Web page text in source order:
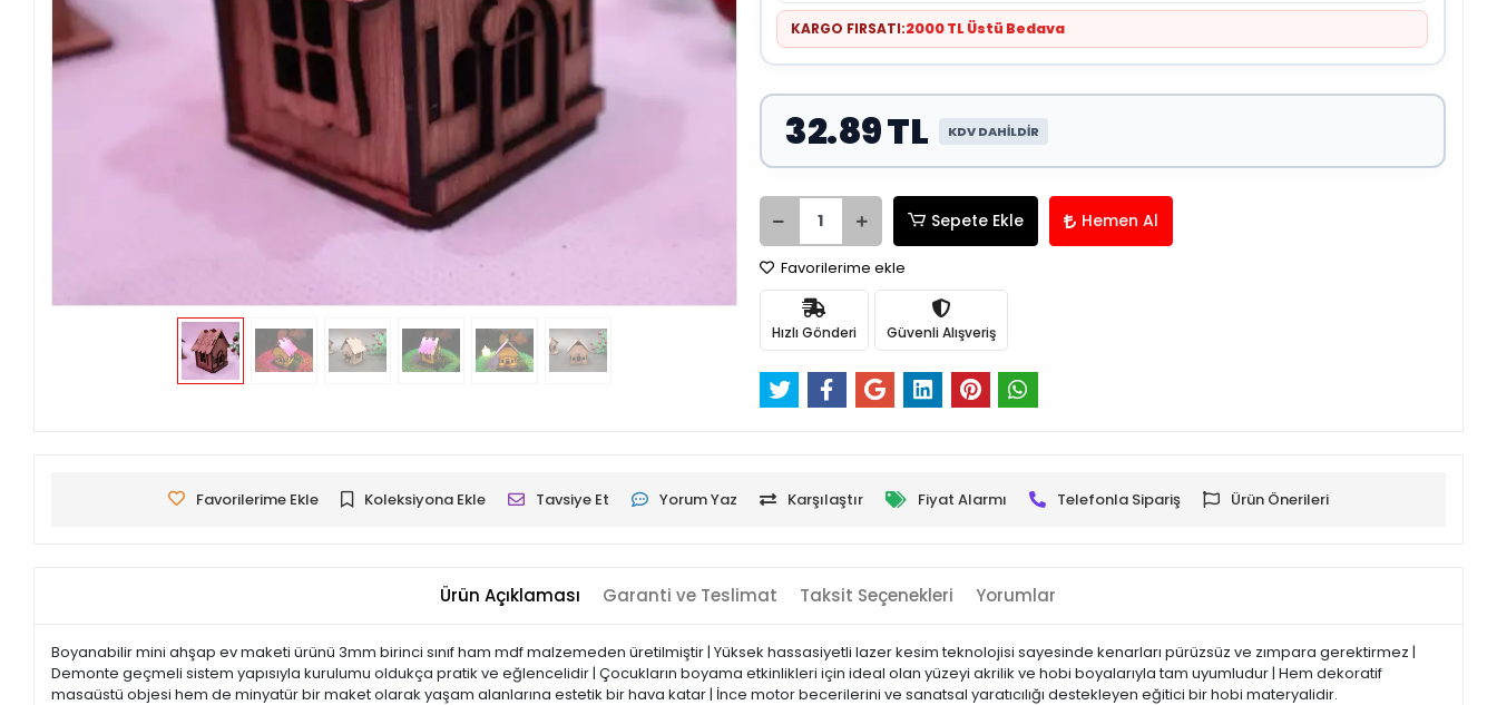
KARGO FIRSATI:2000 TL Üstü Bedava
32.89 TL KDV DAHİLDİR
Sepete Ekle Hemen Al
Favorilerime ekle
Hızlı Gönderi Güvenli Alışveriş
Favorilerime Ekle Koleksiyona Ekle Tavsiye Et Yorum Yaz Karşılaştır Fiyat Alarmı Telefonla Sipariş Ürün Önerileri
Ürün Açıklaması Garanti ve Teslimat Taksit Seçenekleri Yorumlar
Boyanabilir mini ahşap ev maketi ürünü 3mm birinci sınıf ham mdf malzemeden üretilmiştir | Yüksek hassasiyetli lazer kesim teknolojisi sayesinde kenarları pürüzsüz ve zımpara gerektirmez |
Demonte geçmeli sistem yapısıyla kurulumu oldukça pratik ve eğlencelidir | Çocukların boyama etkinlikleri için ideal olan yüzeyi akrilik ve hobi boyalarıyla tam uyumludur | Hem dekoratif
masaüstü objesi hem de minyatür bir maket olarak yaşam alanlarına estetik bir hava katar | İnce motor becerilerini ve sanatsal yaratıcılığı destekleyen eğitici bir hobi materyalidir.